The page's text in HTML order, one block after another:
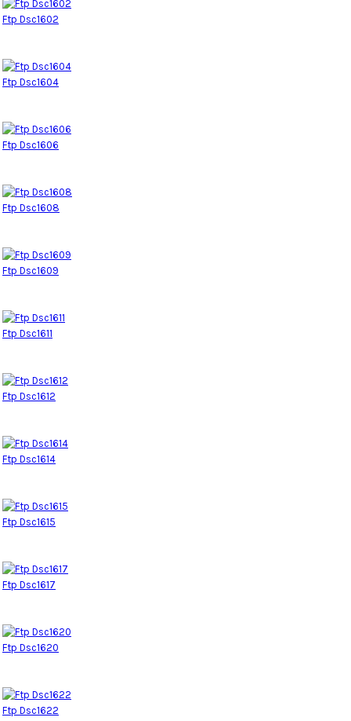
Ftp Dsc1602
Ftp Dsc1604
Ftp Dsc1606
Ftp Dsc1608
Ftp Dsc1609
Ftp Dsc1611
Ftp Dsc1612
Ftp Dsc1614
Ftp Dsc1615
Ftp Dsc1617
Ftp Dsc1620
Ftp Dsc1622